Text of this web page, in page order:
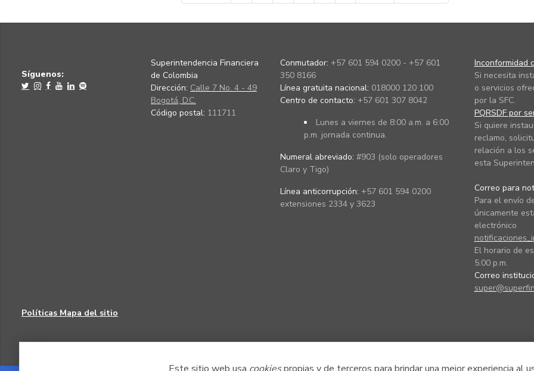
Síguenos:
Superintendencia Financiera
de Colombia
Dirección: Calle 7 No. 4 - 49
Bogotá, D.C.
Código postal: 111711
Conmutador: +57 601 594 0200 - +57 601
350 8166
Línea gratuita nacional: 018000 120 100
Centro de contacto: +57 601 307 8042
Lunes a viernes de 8:00 a.m. a 6:00
p.m. jornada continua.
Numeral abreviado: #903 (solo operadores
Claro y Tigo)
Línea anticorrupción: +57 601 594 0200
extensiones 2334 y 3623
Inconformidad
Si necesita
o servicios
por la SFC.
PQRSDF por
Si quiere
reclamo,
relación a los
esta
Correo para
Para el envío
únicamente
electrónico
El horario de
5:00 p.m.
Correo
Políticas Mapa del sitio